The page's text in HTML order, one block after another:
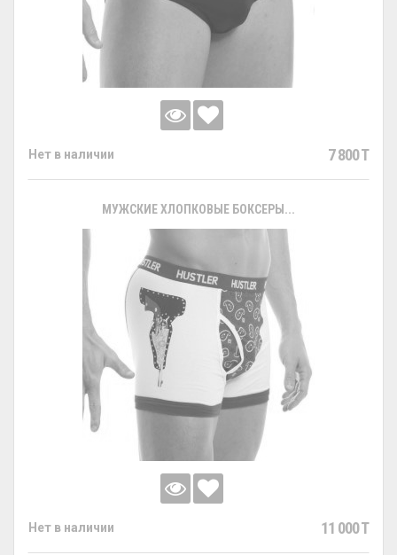
Нет в наличии 7 800 T
МУЖСКИЕ ХЛОПКОВЫЕ БОКСЕРЫ...
Нет в наличии 11 000 T